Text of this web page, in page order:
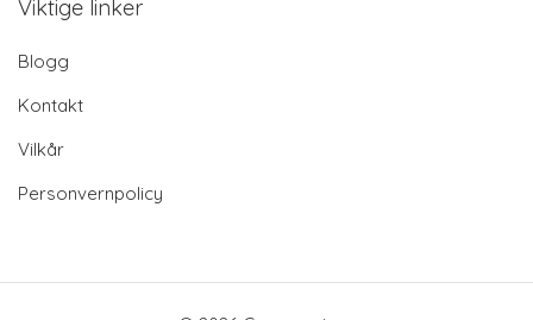
Viktige linker
Blogg
Kontakt
Vilkår
Personvernpolicy